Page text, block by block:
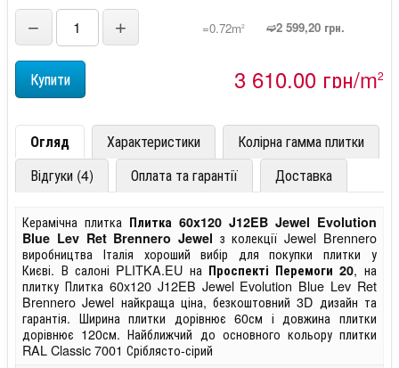
− + =0.72m2 ➫2 599,20 грн.
3 610,00 грн/m2
Огляд Характеристики
Колірна гамма плитки
Відгуки (4)
Оплата та гарантії Доставка
Керамічна плитка Плитка 60x120 J12EB Jewel Evolution
Blue Lev Ret Brennero Jewel з колекції Jewel Brennero
виробництва Італія хороший вибір для покупки плитки у
Києві. В салоні PLITKA.EU на Проспекті Перемоги 20, на
плитку Плитка 60x120 J12EB Jewel Evolution Blue Lev Ret
Brennero Jewel найкраща ціна, безкоштовний 3D дизайн та
гарантія. Ширина плитки дорівнює 60см і довжина плитки
дорівнює 120см. Найближчий до основного кольору плитки
RAL Classic 7001 Сріблясто-сірий